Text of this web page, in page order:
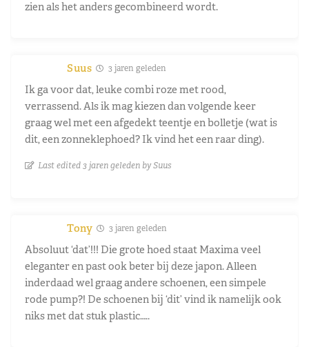
zien als het anders gecombineerd wordt.
Suus 3 jaren geleden
Ik ga voor dat, leuke combi roze met rood,
verrassend. Als ik mag kiezen dan volgende keer
graag wel met een afgedekt teentje en bolletje (wat is
dit, een zonneklephoed? Ik vind het een raar ding).
Last edited 3 jaren geleden by Suus
Tony 3 jaren geleden
Absoluut ‘dat’!!! Die grote hoed staat Maxima veel
eleganter en past ook beter bij deze japon. Alleen
inderdaad wel graag andere schoenen, een simpele
rode pump?! De schoenen bij ‘dit’ vind ik namelijk ook
niks met dat stuk plastic…..